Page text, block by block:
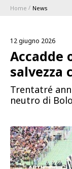
Serie A
Coppa Italia
Home News
12 giugno 2026
Accadde
salvezza
Trentatré
neutro di